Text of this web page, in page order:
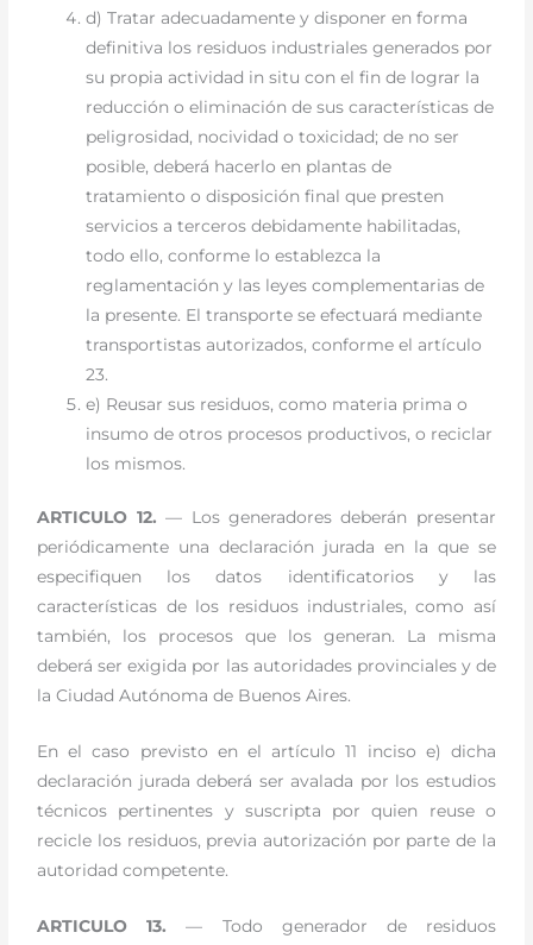
d) Tratar adecuadamente y disponer en forma
definitiva los residuos industriales generados por
su propia actividad in situ con el fin de lograr la
reducción o eliminación de sus características de
peligrosidad, nocividad o toxicidad; de no ser
posible, deberá hacerlo en plantas de
tratamiento o disposición final que presten
servicios a terceros debidamente habilitadas,
todo ello, conforme lo establezca la
reglamentación y las leyes complementarias de
la presente. El transporte se efectuará mediante
transportistas autorizados, conforme el artículo
23.
e) Reusar sus residuos, como materia prima o
insumo de otros procesos productivos, o reciclar
los mismos.
ARTICULO 12.— Los generadores deberán presentar
periódicamente una declaración jurada en la que se
especifiquen los datos identificatorios y las
características de los residuos industriales, como así
también, los procesos que los generan. La misma
deberá ser exigida por las autoridades provinciales y de
la Ciudad Autónoma de Buenos Aires.
En el caso previsto en el artículo 11 inciso e) dicha
declaración jurada deberá ser avalada por los estudios
técnicos pertinentes y suscripta por quien reuse o
recicle los residuos, previa autorización por parte de la
autoridad competente.
ARTICULO 13.— Todo generador de residuos